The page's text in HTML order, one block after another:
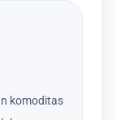
komoditas